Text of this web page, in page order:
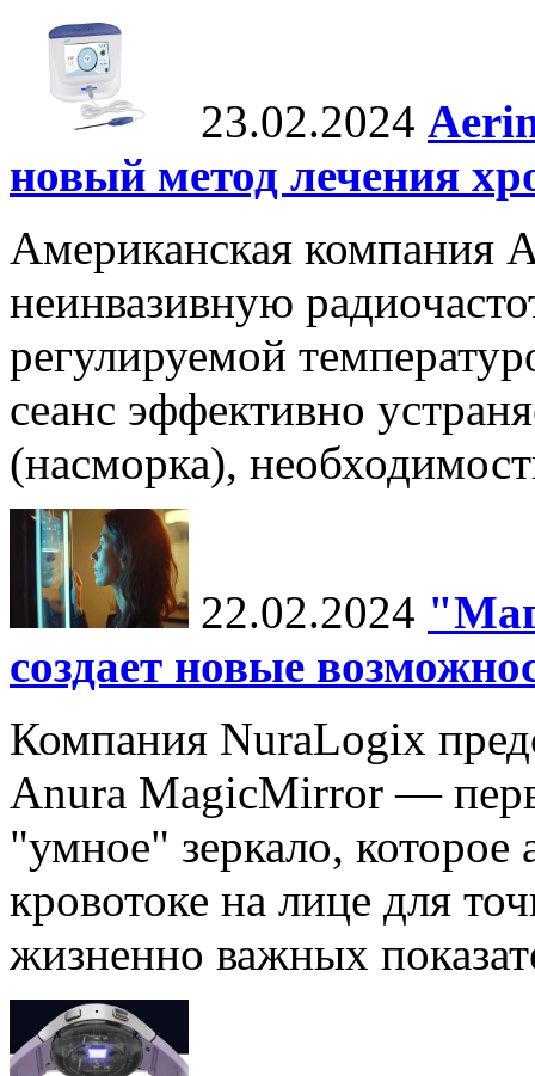
23.02.2024
новый метод лечения
Американская компания
неинвазивную
регулируемой
сеанс эффективно
(насморка),
22.02.2024
создает новые
Компания NuraLogix
Anura MagicMirror —
"умное" зеркало,
кровотоке на лице для
жизненно важных